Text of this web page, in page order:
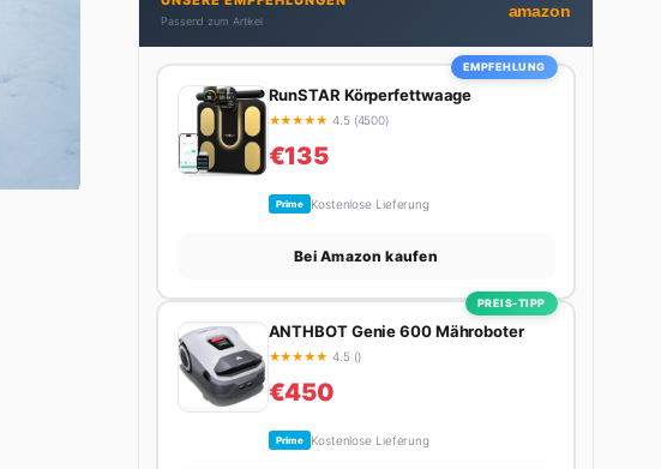
Trip – sei es ein Wochenende in den Bergen, eine
Motorradtour durch die Alpen oder der jährliche
Campingtrip mit den Jungs. Sein Credo: Das Leben
ist zu kurz für langweilige Wochenenden.
Passend zum Artikel
amazon
EMPFEHLUNG
RunSTAR Körperfettwaage
★★★★★ 4.5 (4500)
€135
Prime Kostenlose Lieferung
Bei Amazon kaufen
PREIS-TIPP
ANTHBOT Genie 600 Mähroboter
★★★★★ 4.5 ()
€450
Prime Kostenlose Lieferung